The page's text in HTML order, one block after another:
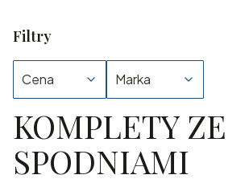
Filtry
Cena Marka
Koniec filtrów
KOMPLETY ZE
SPODNIAMI